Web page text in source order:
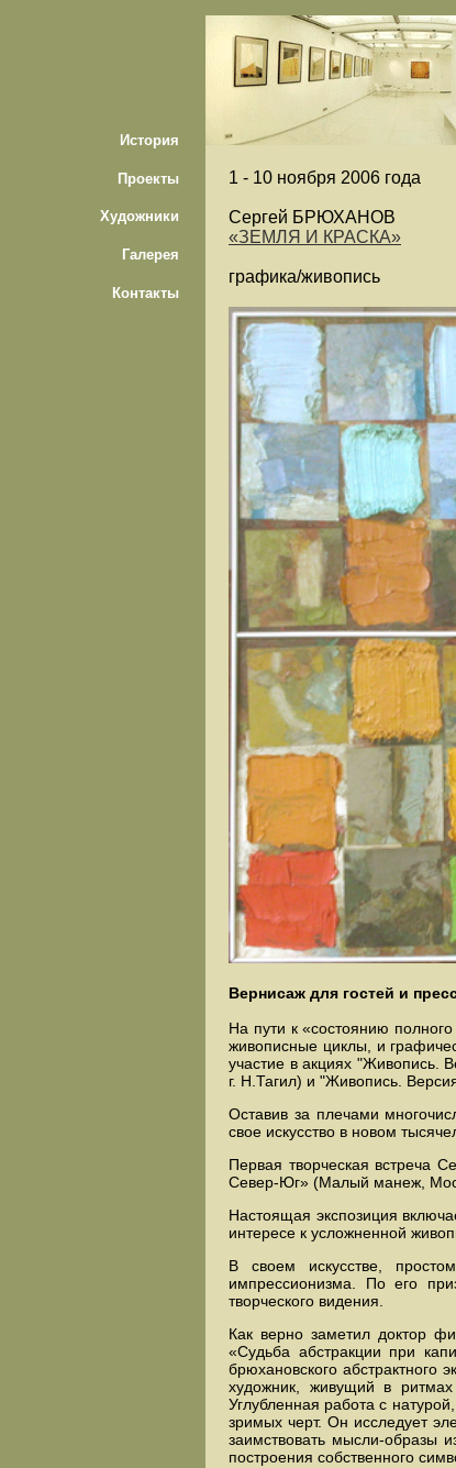
История
Проекты
Художники
Галерея
Контакты
1 - 10 ноября 2006 года
Сергей БРЮХАНОВ
«ЗЕМЛЯ И КРАСКА»
графика/живопись
Вернисаж для гостей и
На пути к «состоянию
живописные циклы, и
участие в акциях "Живопись.
г. Н.Тагил) и "Живопись.
Оставив за плечами
свое искусство в новом
Первая творческая встреча
Север-Юг» (Малый манеж,
Настоящая экспозиция
интересе к усложненной
В своем искусстве,
импрессионизма. По его
творческого видения.
Как верно заметил доктор
«Судьба абстракции при
брюхановского
художник, живущий в
Углубленная работа с
зримых черт. Он исследует
заимствовать мысли-образы
построения собственного